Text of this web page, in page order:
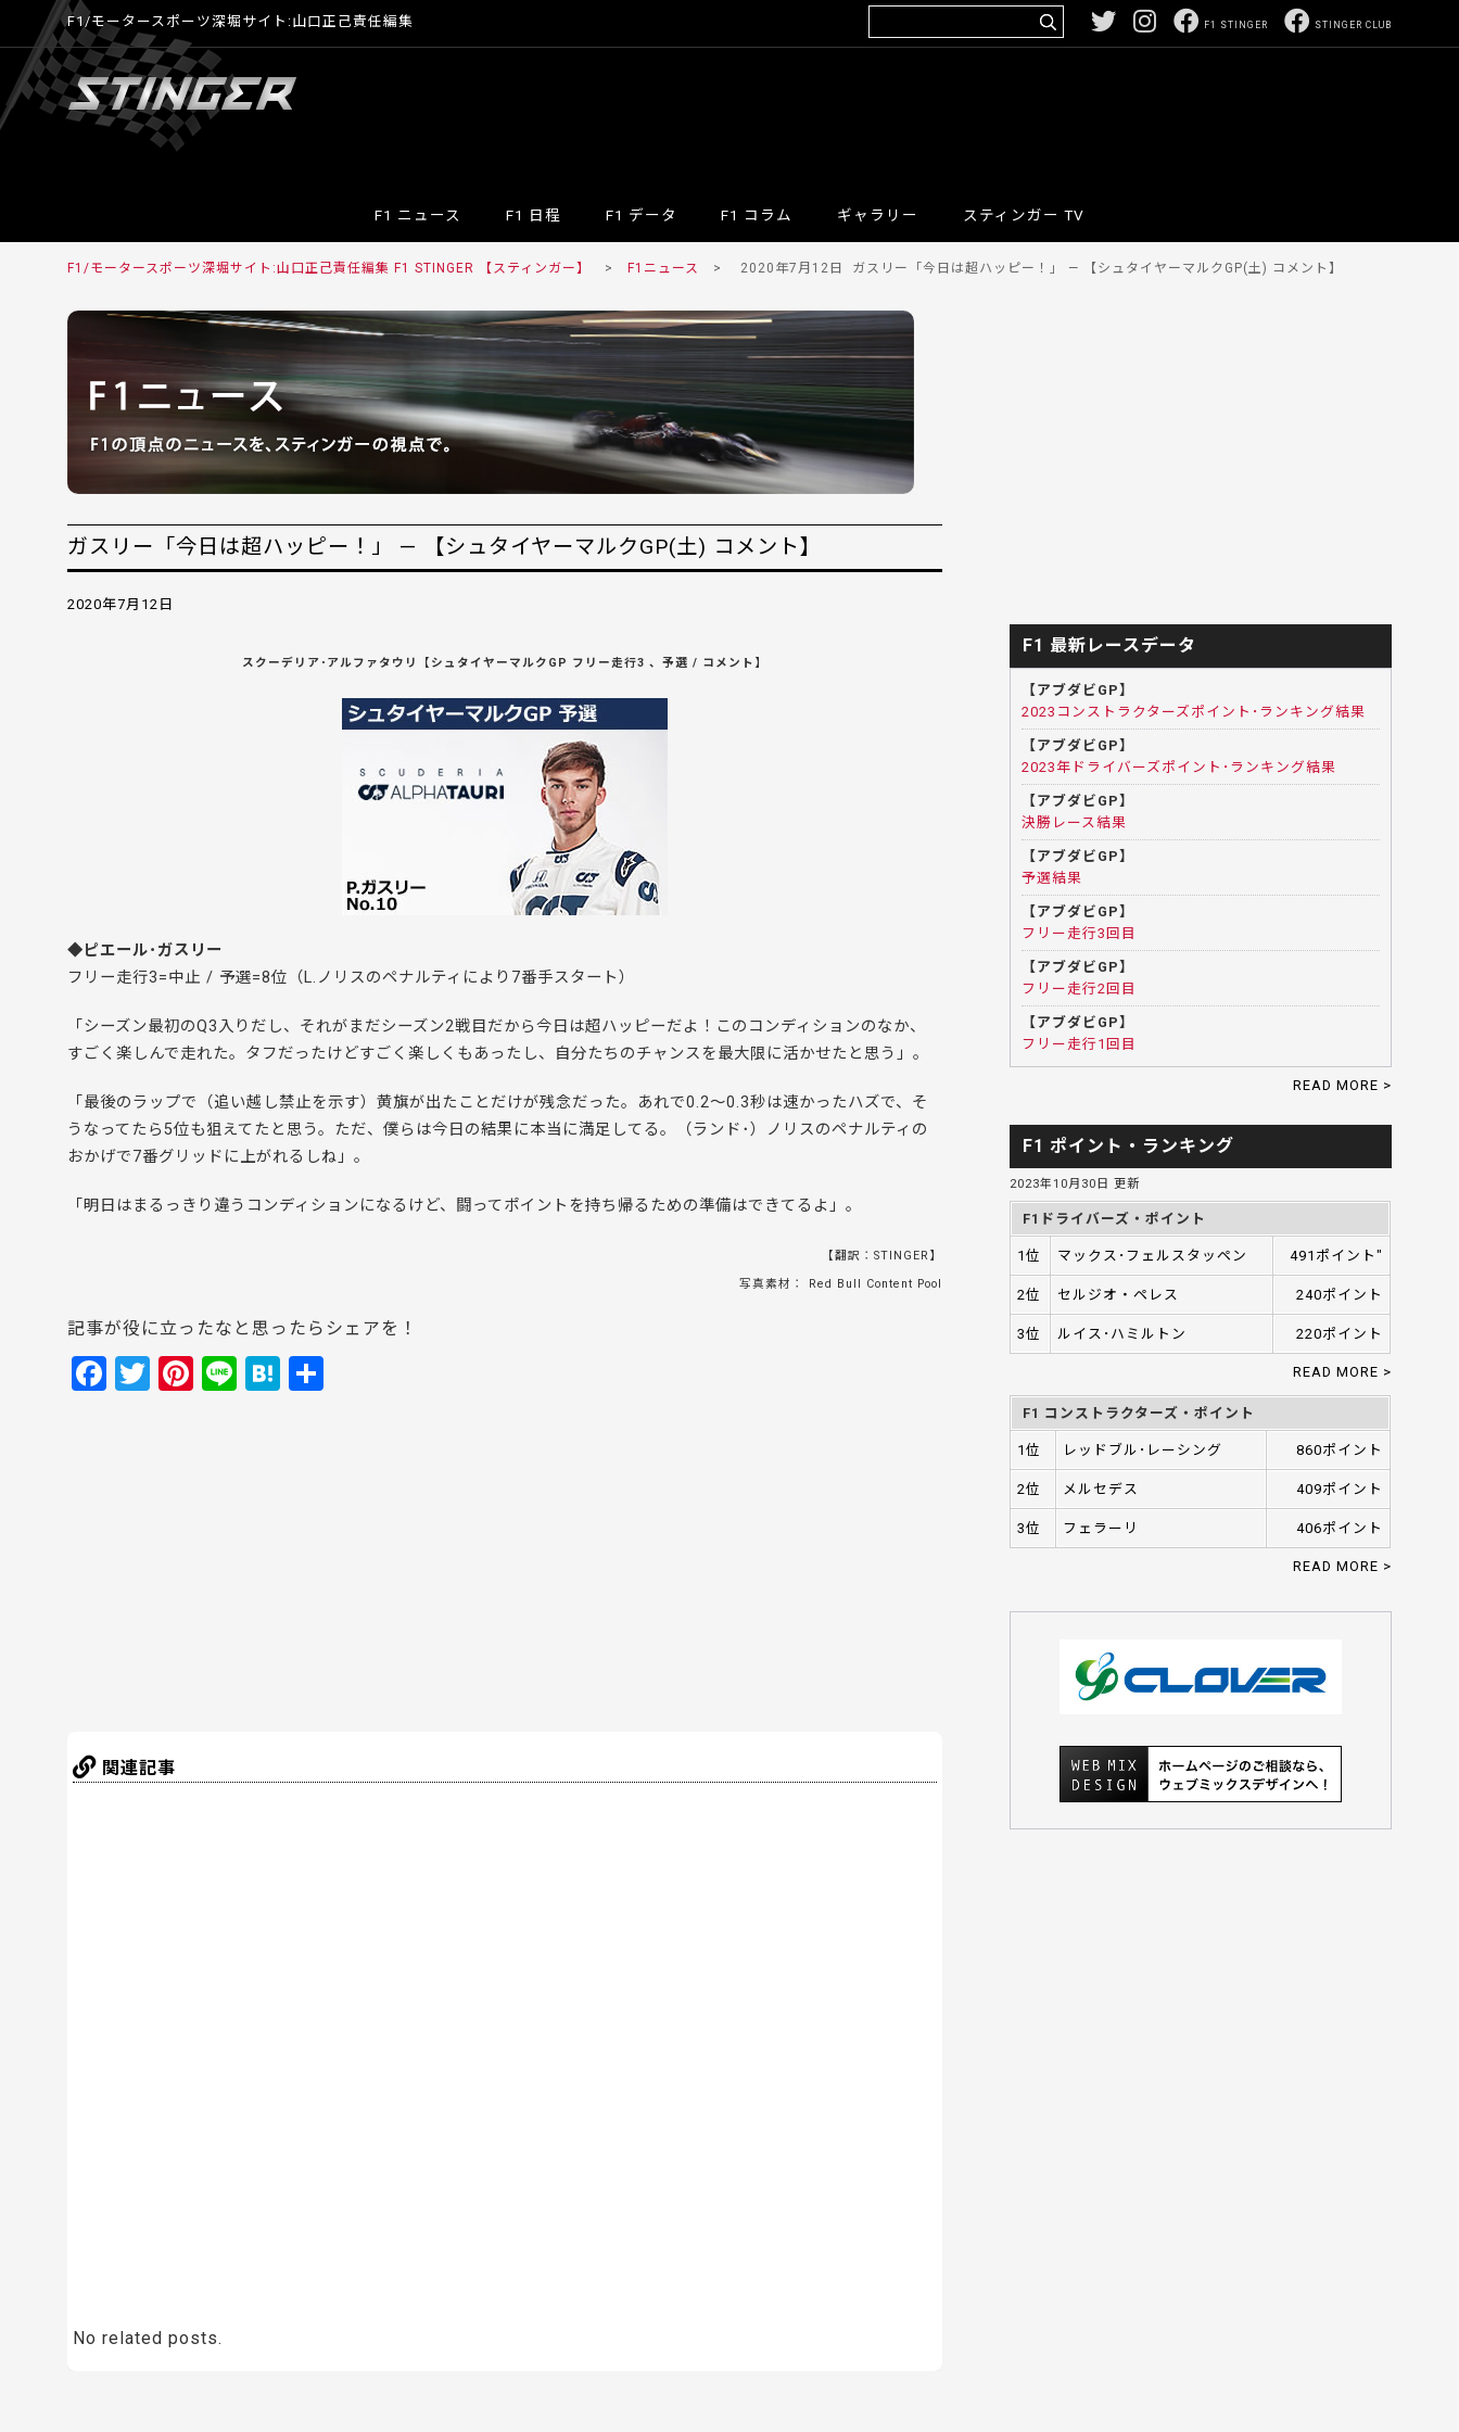
F1/モータースポーツ深堀サイト:山口正己責任編集 STINGER CLUB
F1 STINGER
F1 ニュース F1 日程 F1 データ F1 コラム ギャラリー スティンガー TV
F1/モータースポーツ深堀サイト:山口正己責任編集 F1 STINGER 【スティンガー】 > F1ニュース > 2020年7月12日 ガスリー「今日は超ハッピー！」 — 【シュタイヤーマルクGP(土) コメント】
ガスリー「今日は超ハッピー！」 — 【シュタイヤーマルクGP(土) コメント】
2020年7月12日
スクーデリア･アルファタウリ【シュタイヤーマルクGP フリー走行3 、予選 / コメント】
◆ピエール･ガスリー
フリー走行3=中止 / 予選=8位（L.ノリスのペナルティにより7番手スタート）
「シーズン最初のQ3入りだし、それがまだシーズン2戦目だから今日は超ハッピーだよ！このコンディションのなか、
すごく楽しんで走れた。タフだったけどすごく楽しくもあったし、自分たちのチャンスを最大限に活かせたと思う」。
「最後のラップで（追い越し禁止を示す）黄旗が出たことだけが残念だった。あれで0.2～0.3秒は速かったハズで、そ
うなってたら5位も狙えてたと思う。ただ、僕らは今日の結果に本当に満足してる。（ランド･）ノリスのペナルティの
おかげで7番グリッドに上がれるしね」。
「明日はまるっきり違うコンディションになるけど、闘ってポイントを持ち帰るための準備はできてるよ」。
【翻訳：STINGER】
写真素材： Red Bull Content Pool
記事が役に立ったなと思ったらシェアを！
F
T
Pi Li H
関連記事
No related posts.
F1 最新レースデータ
【アブダビGP】
2023コンストラクターズポイント･ランキング結果
【アブダビGP】
2023年ドライバーズポイント･ランキング結果
【アブダビGP】
決勝レース結果
【アブダビGP】
予選結果
【アブダビGP】
フリー走行3回目
【アブダビGP】
フリー走行2回目
【アブダビGP】
フリー走行1回目
READ MORE >
F1 ポイント・ランキング
2023年10月30日 更新
F1ドライバーズ・ポイント
1位 マックス･フェルスタッペン 491ポイント"
2位 セルジオ・ペレス 240ポイント
3位 ルイス･ハミルトン 220ポイント
READ MORE >
F1 コンストラクターズ・ポイント
1位 レッドブル･レーシング 860ポイント
2位 メルセデス 409ポイント
3位 フェラーリ 406ポイント
READ MORE >